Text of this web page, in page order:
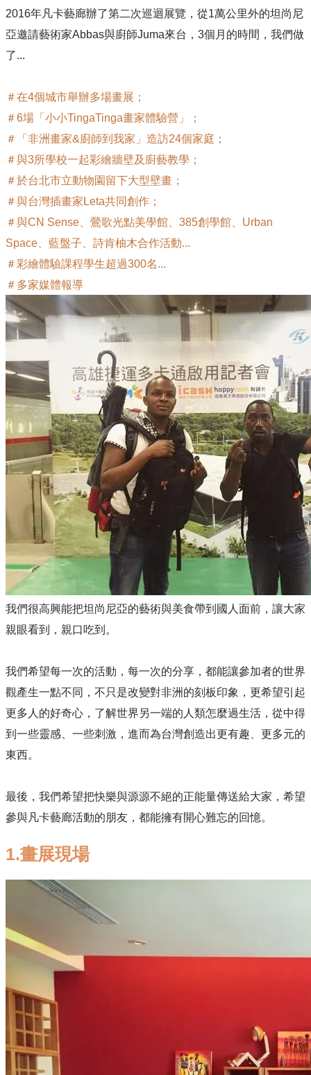
2016年凡卡藝廊辦了第二次巡迴展覽，從1萬公里外的坦尚尼
亞邀請藝術家Abbas與廚師Juma來台，​3個月的時間，我們做
了...
＃在4個城市舉辦多場畫展；
＃6場「小小TingaTinga畫家體驗營」；
＃「非洲畫家&廚師到我家」造訪24個家庭；
＃與3所學校一起彩繪牆壁及廚藝教學；
＃於台北市立動物園留下大型壁畫；
＃與台灣插畫家Leta共同創作；
＃與CN Sense、鶯歌光點美學館、385創學館、Urban
Space、藍盤子、詩肯柚木合作活動...
＃彩繪體驗課程學生超過300名...
​＃多家媒體報導
我們很高興能把坦尚尼亞的藝術與美食帶到國人面前，讓大家
親眼看到，親口吃到。
我們​希望每一次的活動，每一次的分享，都能讓參加者的世界
觀產生一點不同，不只是改變對非洲的刻板印象，更希望引起
更多人的好奇心，了解世界另一端的人類怎麼過生活，從中得
到一些靈感、一些刺激，進而為台灣創造出更有趣、更多元的
東西。
最後，我們希望把快樂與源源不絕的正能量傳送給大家，希望
參與凡卡藝廊活動的朋友，都能擁有開心難忘的回憶。
1.畫展現場